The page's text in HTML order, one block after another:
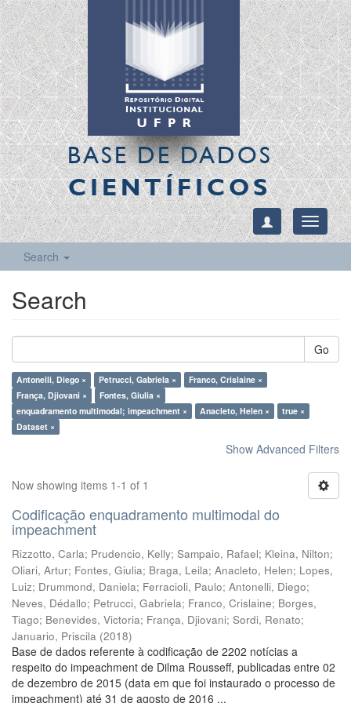
BASE DE DADOS
CIENTÍFICOS
Toggle
Search
Search
Go
Antonelli, Diego × Petrucci, Gabriela ×
Franco, Crislaine ×
França, Djiovani ×
Fontes, Giulia ×
enquadramento multimodal; impeachment ×
Anacleto, Helen ×
true ×
Dataset ×
Show Advanced Filters
Now showing items 1-1 of 1
Codificação enquadramento multimodal do
impeachment
Rizzotto, Carla; Prudencio, Kelly; Sampaio, Rafael; Kleina, Nilton;
Oliari, Artur; Fontes, Giulia; Braga, Leila; Anacleto, Helen; Lopes,
Luiz; Drummond, Daniela; Ferracioli, Paulo; Antonelli, Diego;
Neves, Dédallo; Petrucci, Gabriela; Franco, Crislaine; Borges,
Tiago; Benevides, Victoria; França, Djiovani; Sordi, Renato;
Januario, Priscila (2018)
Base de dados referente à codificação de 2202 notícias a
respeito do impeachment de Dilma Rousseff, publicadas entre 02
de dezembro de 2015 (data em que foi instaurado o processo de
impeachment) até 31 de agosto de 2016 ...